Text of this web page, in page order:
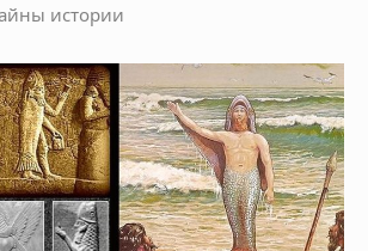
истории